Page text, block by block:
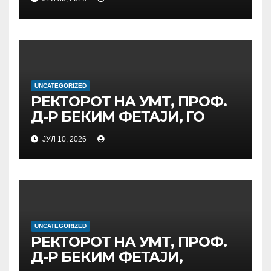
ТЕРЕЗА“ ВО СКОПЈЕ ЈА
ПРЕДВОДИ
МЕЃУНАРОДНАТА
ОБРАЗОВАНИЕ И
ГЛОБАЛНО ГРАЃАНСТВО
UNCATEGORIZED
РЕКТОРОТ НА УМТ, ПРОФ.
Д-Р БЕКИМ ФЕТАЈИ, ГО
ПРЕЧЕКА НА ОФИЦИЈАЛНА
СРЕДБА ГЕНЕРАЛНИОТ
ДИРЕКТОР НА АД МЕПСО,
Д-Р БУРИМ ЛАТИФИ
ЈУЛ 10, 2026
UNCATEGORIZED
РЕКТОРОТ НА УМТ, ПРОФ.
Д-Р БЕКИМ ФЕТАЈИ,